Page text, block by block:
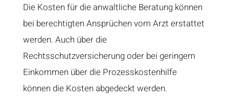
Die Kosten für die anwaltliche Beratung können
bei berechtigten Ansprüchen vom Arzt erstattet
werden. Auch über die
Rechtsschutzversicherung oder bei geringem
Einkommen über die Prozesskostenhilfe
können die Kosten abgedeckt werden.